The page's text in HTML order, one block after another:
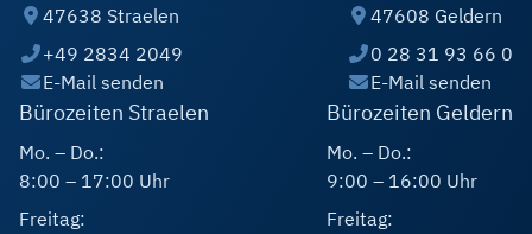
47638 Straelen
+49 2834 2049
E-Mail senden
47608 Geldern
0 28 31 93 66 0
E-Mail senden
Bürozeiten Straelen
Mo. – Do.:
8:00 – 17:00 Uhr
Freitag:
Bürozeiten Geldern
Mo. – Do.:
9:00 – 16:00 Uhr
Freitag: